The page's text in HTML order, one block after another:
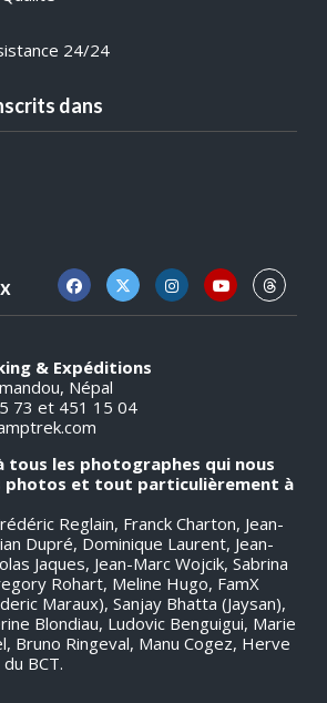
24/24
dans
& Expéditions
Népal
73 et 451 15 04
tous les photographes qui nous
photos et tout particulièrement à
Reglain, Franck Charton, Jean-
Dupré, Dominique Laurent, Jean-
Jaques, Jean-Marc Wojcik, Sabrina
Rohart, Meline Hugo, FamX
Maraux), Sanjay Bhatta (Jaysan),
Blondiau, Ludovic Benguigui, Marie
Bruno Ringeval, Manu Cogez, Herve
BCT.